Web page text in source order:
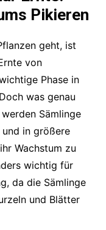
Pikieren
geht, ist
von
Phase in
was genau
Sämlinge
und in größere
Wachstum zu
wichtig für
da die Sämlinge
und Blätter